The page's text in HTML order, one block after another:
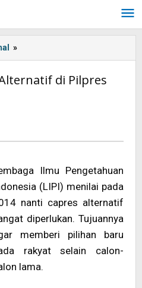
»
-:IN-
>Harus
<!-
-:-
di Pilpres
Ilmu Pengetahuan
(LIPI) menilai pada
nanti capres alternatif
diperlukan. Tujuannya
memberi pilihan baru
rakyat selain calon-
lama.